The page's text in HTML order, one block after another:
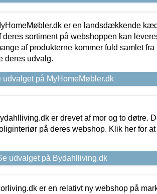
er en landsdækkende
deres sortiment på webshoppen kan
af produkterne kommer fuld samlet
deres udvalg.
udvalget på MyHomeMøbler.dk
er drevet af mor og to døtre.
på deres webshop. Klik her for
udvalget på Bydahlliving.dk
er en relativt ny webshop på